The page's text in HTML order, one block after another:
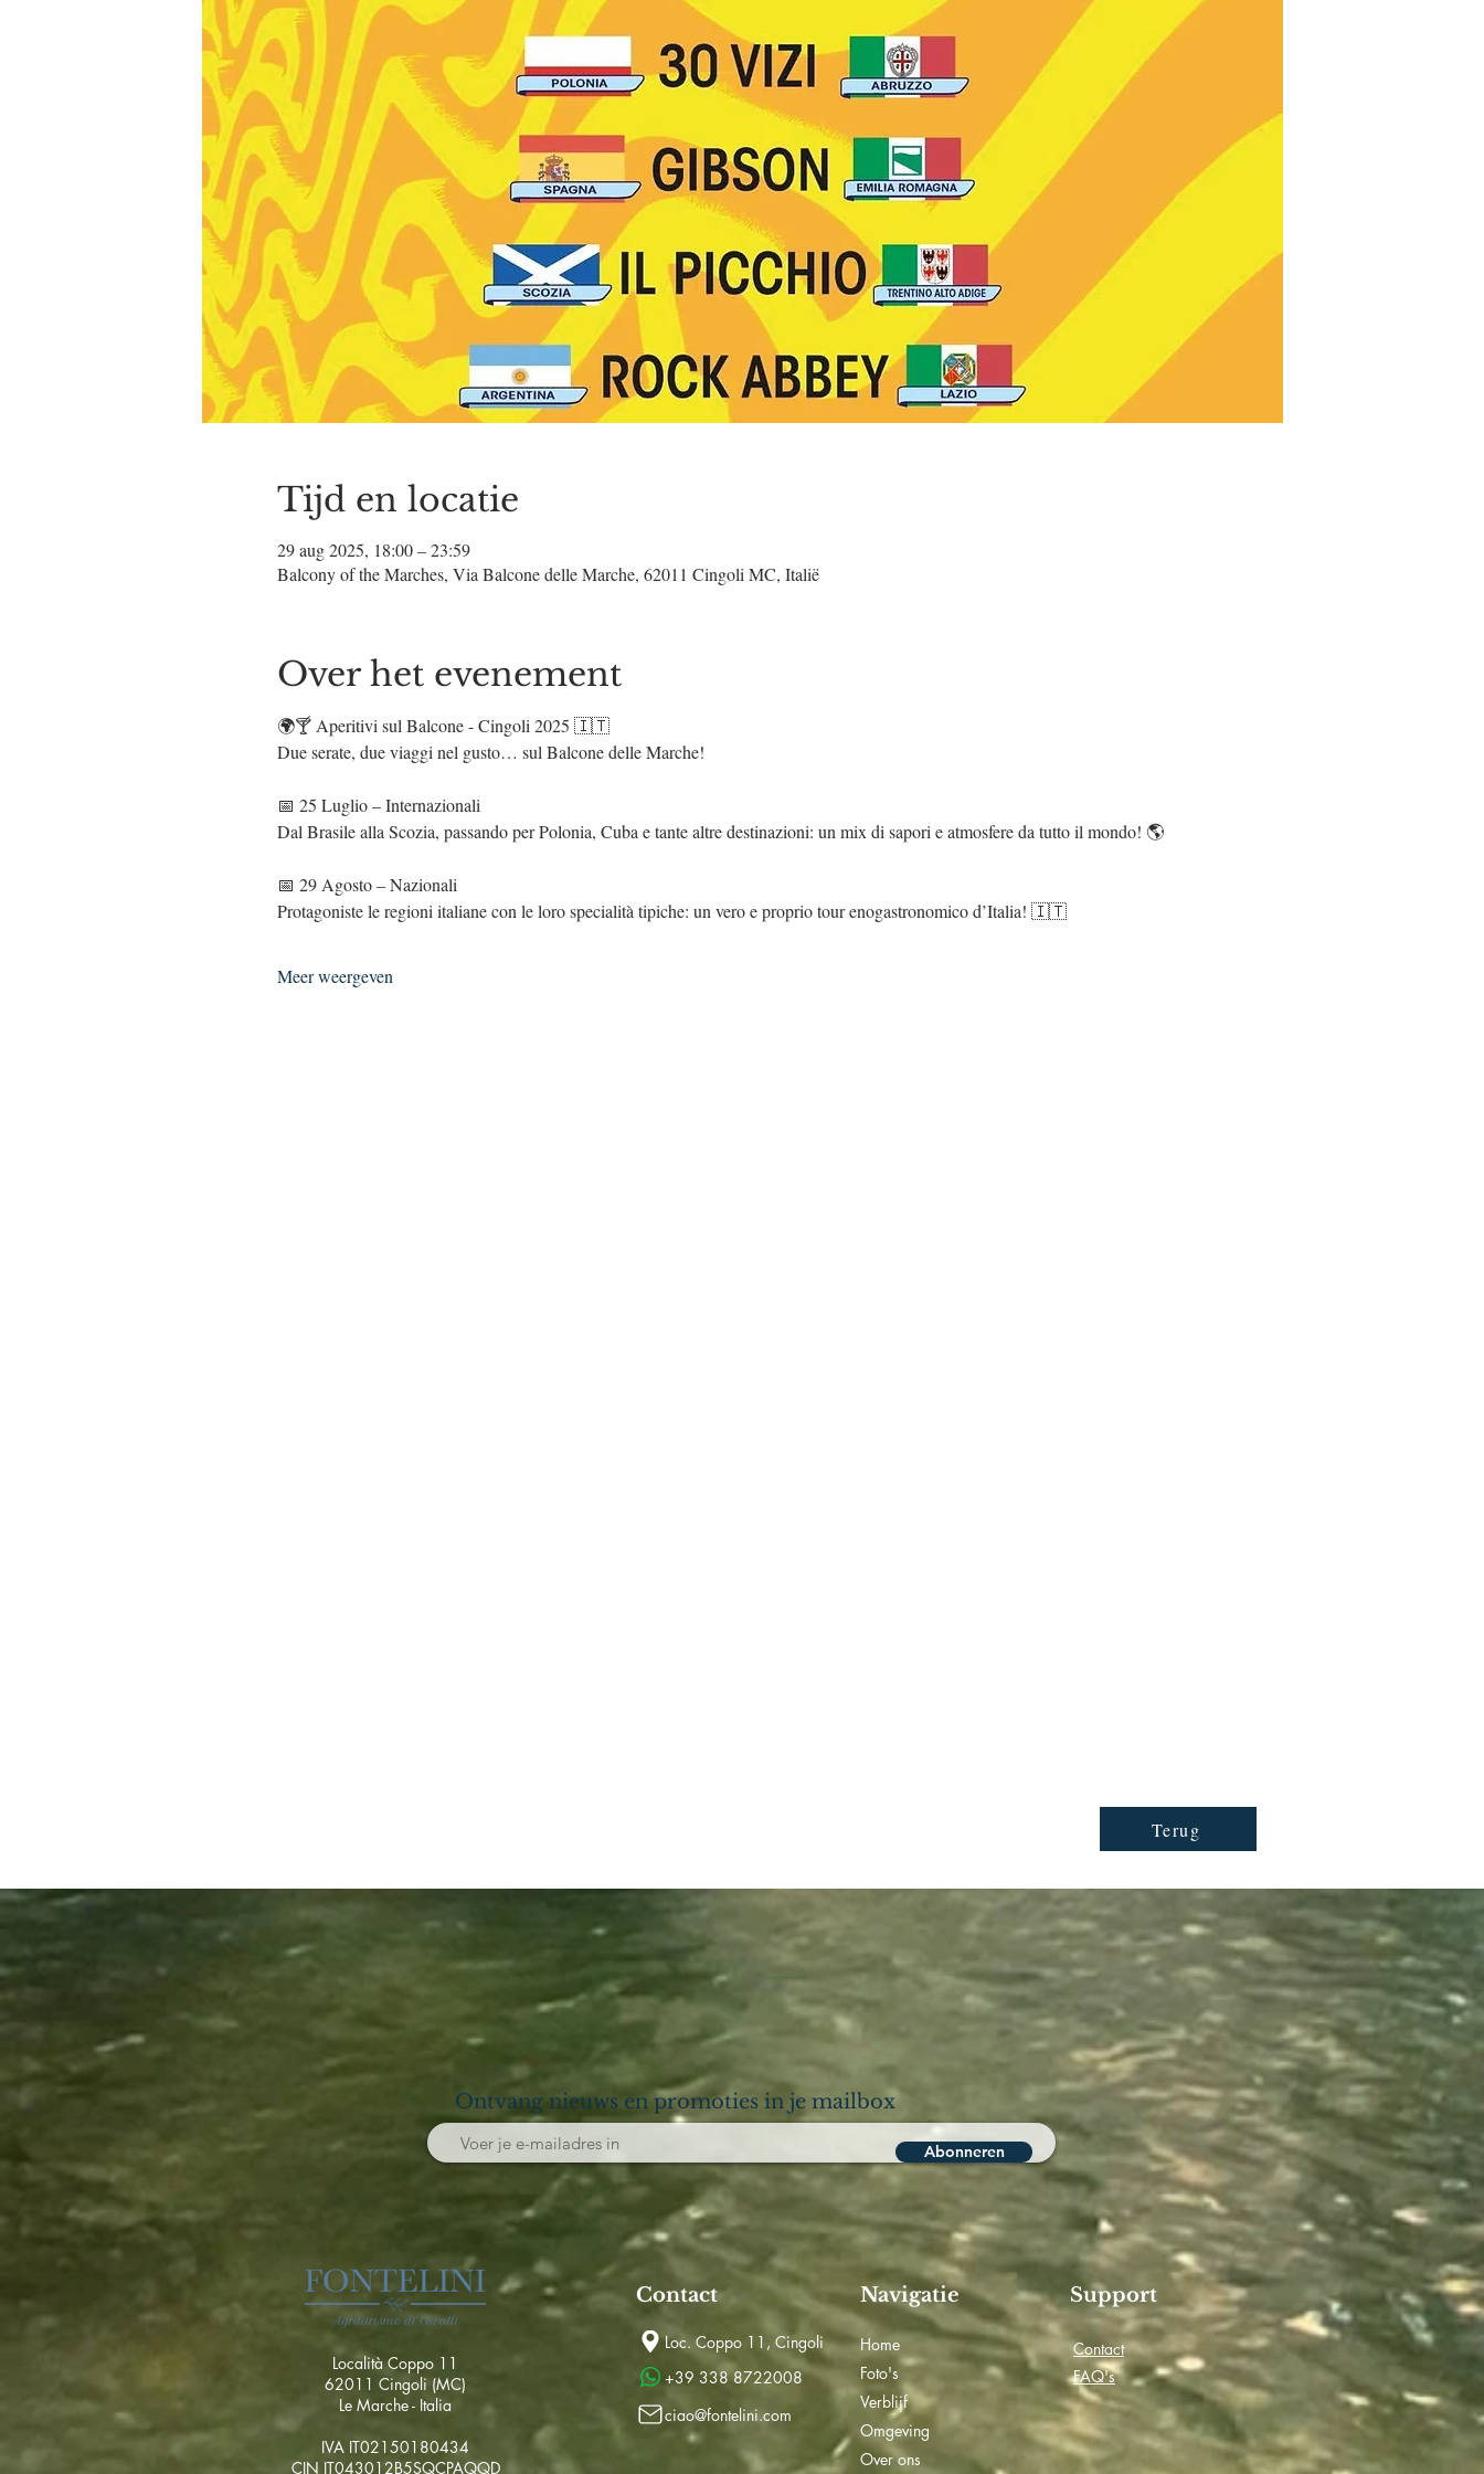
Tijd en locatie
29 aug 2025, 18:00 – 23:59
Balcony of the Marches, Via Balcone delle Marche, 62011 Cingoli MC, Italië
Over het evenement
🌍🍸 Aperitivi sul Balcone - Cingoli 2025 🇮🇹
Due serate, due viaggi nel gusto… sul Balcone delle Marche!
📅 25 Luglio – Internazionali
Dal Brasile alla Scozia, passando per Polonia, Cuba e tante altre destinazioni: un mix di sapori e atmosfere da tutto il mondo! 🌎
📅 29 Agosto – Nazionali
Protagoniste le regioni italiane con le loro specialità tipiche: un vero e proprio tour enogastronomico d’Italia! 🇮🇹
Meer weergeven
Terug
Ontvang nieuws en promoties in je mailbox
Abonneren
Località Coppo 11
62011 Cingoli (MC)
Le Marche - Italia
IVA IT02150180434
CIN IT043012B5SQCPAQQD
Contact
Loc. Coppo 11, Cingoli
+39 338 8722008
ciao@fontelini.com
Navigatie
Home
Foto's
Verblijf
Omgeving
Over ons
Support
Contact
FAQ's